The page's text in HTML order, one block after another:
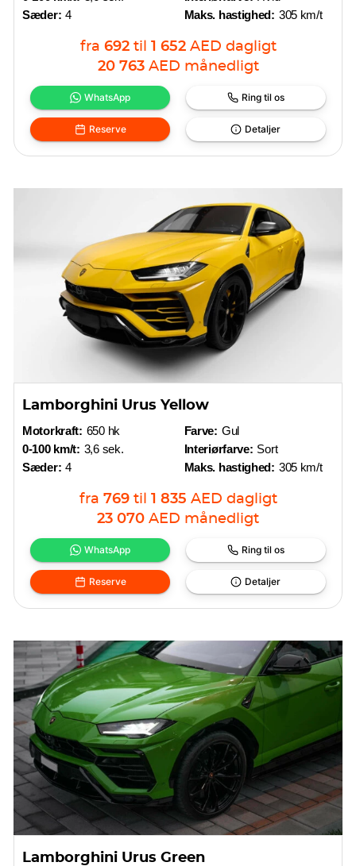
Sæder: 4
Maks. hastighed: 305 km/t
fra 692 til 1 652 AED dagligt
20 763 AED månedligt
WhatsApp Ring til os
Reserve Detaljer
Lamborghini Urus Yellow
Motorkraft: 650 hk
0-100 km/t: 3,6 sek.
Sæder: 4
Farve: Gul
Interiørfarve: Sort
Maks. hastighed: 305 km/t
fra 769 til 1 835 AED dagligt
23 070 AED månedligt
WhatsApp Ring til os
Reserve Detaljer
Lamborghini Urus Green